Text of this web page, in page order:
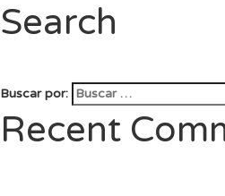
Search
Buscar por:
Recent